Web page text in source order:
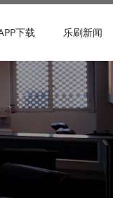
下载 乐刷新闻